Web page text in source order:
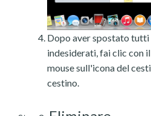
Dopo aver spostato
indesiderati, fai clic con
mouse sull'icona del
cestino.